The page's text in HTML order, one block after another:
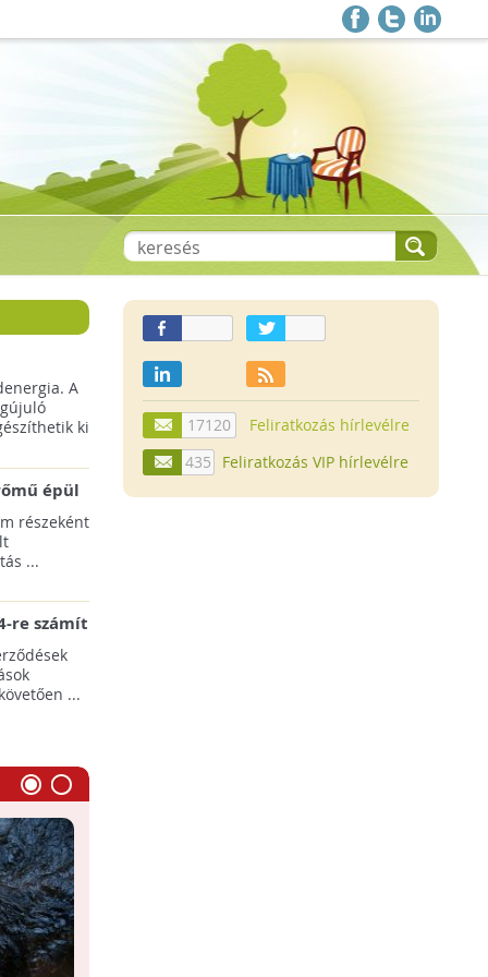
A
ki
épül
részeként
...
re számít
ágazat
...
17120
Feliratkozás hírlevélre
435
Feliratkozás VIP hírlevélre